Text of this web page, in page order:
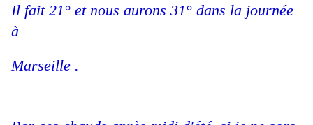
Il fait 21° et nous aurons 31° dans la journée
à
Marseille .